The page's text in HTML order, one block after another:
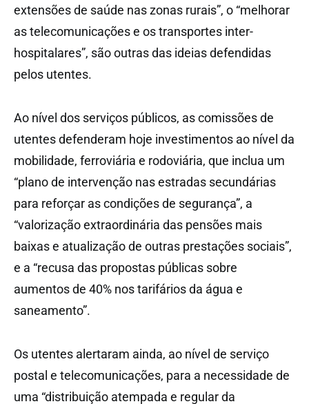
extensões de saúde nas zonas rurais”, o “melhorar
as telecomunicações e os transportes inter-
hospitalares”, são outras das ideias defendidas
pelos utentes.
Ao nível dos serviços públicos, as comissões de
utentes defenderam hoje investimentos ao nível da
mobilidade, ferroviária e rodoviária, que inclua um
“plano de intervenção nas estradas secundárias
para reforçar as condições de segurança”, a
“valorização extraordinária das pensões mais
baixas e atualização de outras prestações sociais”,
e a “recusa das propostas públicas sobre
aumentos de 40% nos tarifários da água e
saneamento”.
Os utentes alertaram ainda, ao nível de serviço
postal e telecomunicações, para a necessidade de
uma “distribuição atempada e regular da